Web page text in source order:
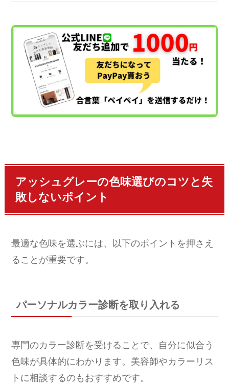
アッシュグレーの色味選びのコツと失
敗しないポイント
最適な色味を選ぶには、以下のポイントを押さえ
ることが重要です。
パーソナルカラー診断を取り入れる
専門のカラー診断を受けることで、自分に似合う
色味が具体的にわかります。美容師やカラーリス
トに相談するのもおすすめです。